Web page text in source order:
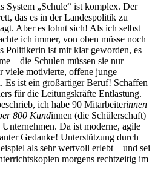
System „Schule“ ist komplex. Der
das es in der Landespolitik zu
Aber es lohnt sich! Als ich selbst
ich immer, von oben müsse noch
Politikerin ist mir klar geworden, es
– die Schulen müssen sie nur
viele motivierte, offene junge
Es ist ein großartiger Beruf! Schaffen
für die Leitungskräfte Entlastung.
ich habe 90 Mitarbeiterinnen
800 Kundinnen (die Schülerschaft)
Da ist moderne, agile
Gedanke! Unterstützung durch
als sehr wertvoll erlebt – und sei
morgens rechtzeitig im